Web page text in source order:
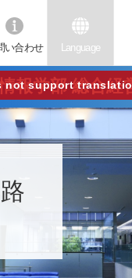
い合わせ Language
not support
報学部 総合経